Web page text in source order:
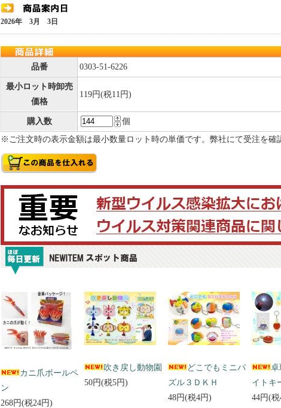
2026年 3月 3日
品番 0303-51-6226
最小ロット時卸売
価格
119円(税11円)
購入数
個
※ご注文時の表示金額は最小数量ロット時の単価です。弊社にて受注を確
カニ爪ボールペ
ン
268円(税24円)
吹き戻し動物園
50円(税5円)
どこでもミニパ
ズル３ＤＫＨ
48円(税4円)
卓
イトキ
44円(